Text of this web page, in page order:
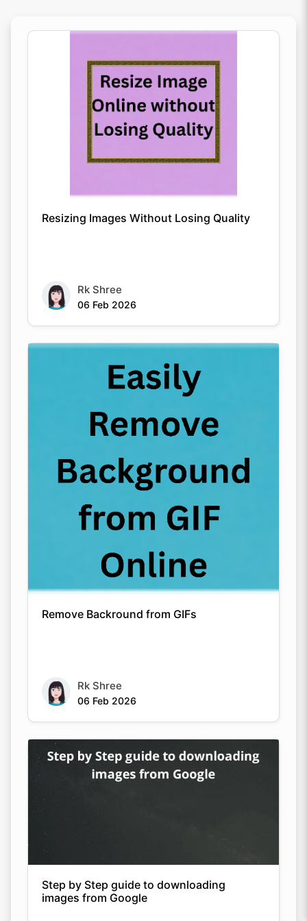
Resizing Images Without Losing Quality
Rk Shree
06 Feb 2026
Remove Backround from GIFs
Rk Shree
06 Feb 2026
Step by Step guide to downloading
images from Google